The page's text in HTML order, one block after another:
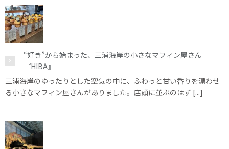
“好き”から始まった、三浦海岸の小さなマフィン屋さん
『HIBA』
三浦海岸のゆったりとした空気の中に、ふわっと甘い香りを漂わせ
る小さなマフィン屋さんがありました。店頭に並ぶのはず [...]